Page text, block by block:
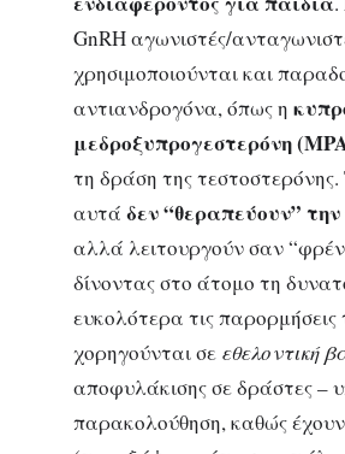
GnRH αγωνιστές/
χρησιμοποιούνται και
αντιανδρογόνα, όπως η
μεδροξυπρογεστερόνη
τη δράση της
αυτά δεν “θεραπεύουν”
αλλά λειτουργούν σαν
δίνοντας στο άτομο τη
ευκολότερα τις
χορηγούνται σε εθελοντική
αποφυλάκισης σε δράστες –
παρακολούθηση, καθώς